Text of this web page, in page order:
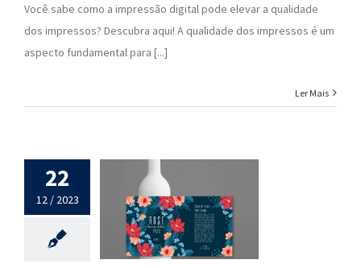
Você sabe como a impressão digital pode elevar a qualidade
dos impressos? Descubra aqui! A qualidade dos impressos é um
aspecto fundamental para [...]
Ler Mais
22
12 / 2023
Como criar um design
gráfico atraente para
rótulos e embalagens